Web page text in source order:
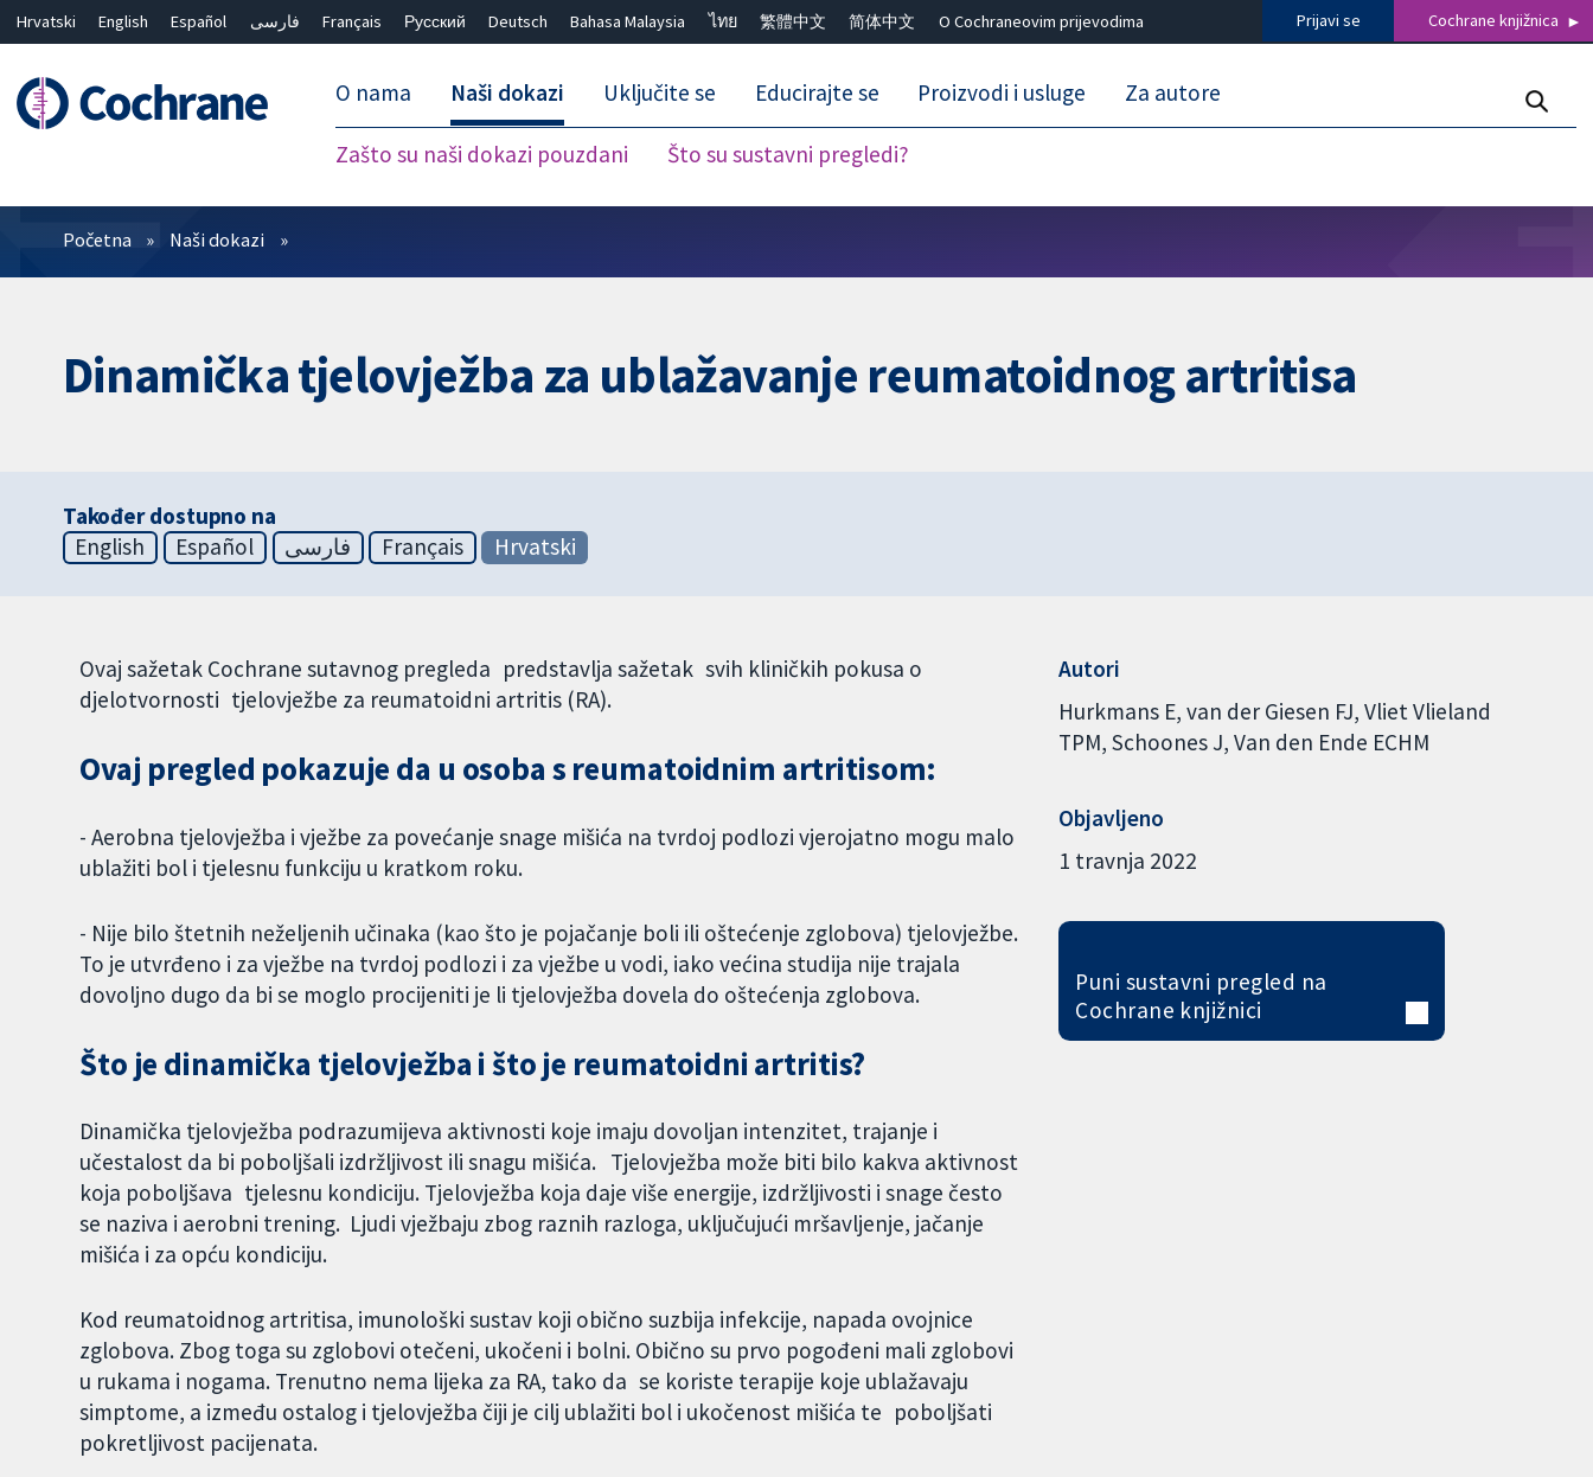
Hrvatski English Español فارسی Français Русский Deutsch Bahasa Malaysia ไทย 繁體中文 简体中文 O Cochraneovim prijevodima Prijavi se Cochrane knjižnica
O nama Naši dokazi
Zašto su naši dokazi pouzdani Što su sustavni pregledi?
Uključite se Educirajte se Proizvodi i usluge Za autore
Prečistači
Početna Naši dokazi
Dinamička tjelovježba za ublažavanje reumatoidnog artritisa
Također dostupno na
English
Español فارسی Français Hrvatski
Ovaj sažetak Cochrane sutavnog pregleda predstavlja sažetak svih kliničkih pokusa o
djelotvornosti tjelovježbe za reumatoidni artritis (RA).
Ovaj pregled pokazuje da u osoba s reumatoidnim artritisom:
- Aerobna tjelovježba i vježbe za povećanje snage mišića na tvrdoj podlozi vjerojatno mogu malo
ublažiti bol i tjelesnu funkciju u kratkom roku.
- Nije bilo štetnih neželjenih učinaka (kao što je pojačanje boli ili oštećenje zglobova) tjelovježbe.
To je utvrđeno i za vježbe na tvrdoj podlozi i za vježbe u vodi, iako većina studija nije trajala
dovoljno dugo da bi se moglo procijeniti je li tjelovježba dovela do oštećenja zglobova.
Što je dinamička tjelovježba i što je reumatoidni artritis?
Dinamička tjelovježba podrazumijeva aktivnosti koje imaju dovoljan intenzitet, trajanje i
učestalost da bi poboljšali izdržljivost ili snagu mišića. Tjelovježba može biti bilo kakva aktivnost
koja poboljšava tjelesnu kondiciju. Tjelovježba koja daje više energije, izdržljivosti i snage često
se naziva i aerobni trening. Ljudi vježbaju zbog raznih razloga, uključujući mršavljenje, jačanje
mišića i za opću kondiciju.
Kod reumatoidnog artritisa, imunološki sustav koji obično suzbija infekcije, napada ovojnice
zglobova. Zbog toga su zglobovi otečeni, ukočeni i bolni. Obično su prvo pogođeni mali zglobovi
u rukama i nogama. Trenutno nema lijeka za RA, tako da se koriste terapije koje ublažavaju
simptome, a između ostalog i tjelovježba čiji je cilj ublažiti bol i ukočenost mišića te poboljšati
pokretljivost pacijenata.
Autori
Hurkmans E van der Giesen FJ Vliet Vlieland
TPM Schoones J Van den Ende ECHM
Objavljeno
1 travnja 2022
Puni sustavni pregled na
Cochrane knjižnici